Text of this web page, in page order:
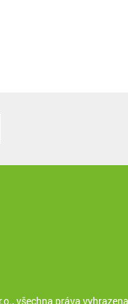
všechna práva